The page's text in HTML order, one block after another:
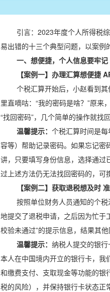
引言：2023年度个人所得税
易出错的十三个典型问题，以案
一、想便捷，个人信息要牢记
【案例一】办理汇算想便捷
个税汇算开始后，小赵看到
里直嘀咕：“我的密码是啥？”原
“找回密码”，几个简单的操作就找
温馨提示： 个税汇算时间是
容等）帮助记录密码。如果忘记密
讲，只要填写身份信息，选择通
过上述方法仍无法找回密码的，
【案例二】获取退税想及时
按照单位财务人员通知的个
地提交了退税申请，之后因为忙于
校验未通过”的提示信息，结果其
温馨提示： 纳税人提交的银
本人在中国境内开立的银行卡，
和缴费支付、支取现金等功能的
税的风险），并保持银行卡状态